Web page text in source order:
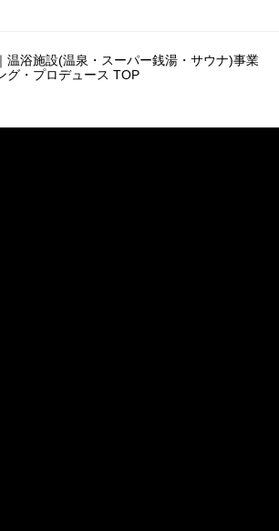
温浴施設(温泉・スーパー銭湯・サウナ)事業
グ・プロデュース TOP